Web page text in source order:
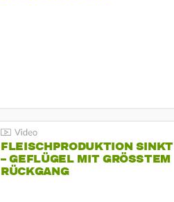
FLEISCHPRODUKTION SINKT
– GEFLÜGEL MIT GRÖSSTEM R
ÜCKGANG